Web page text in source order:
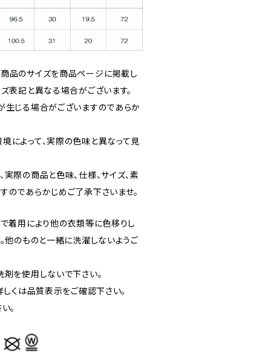
品のサイズを商品ページに掲載し
表記と異なる場合がございます。
じる場合がございますのであらか
よって、実際の色味と異なって見
際の商品と色味、仕様、サイズ、素
のであらかじめご了承下さいませ。
着用により他の衣類等に色移りし
他のものと一緒に洗濯しないようご
を使用しないで下さい。
くは品質表示をご確認下さい。
。